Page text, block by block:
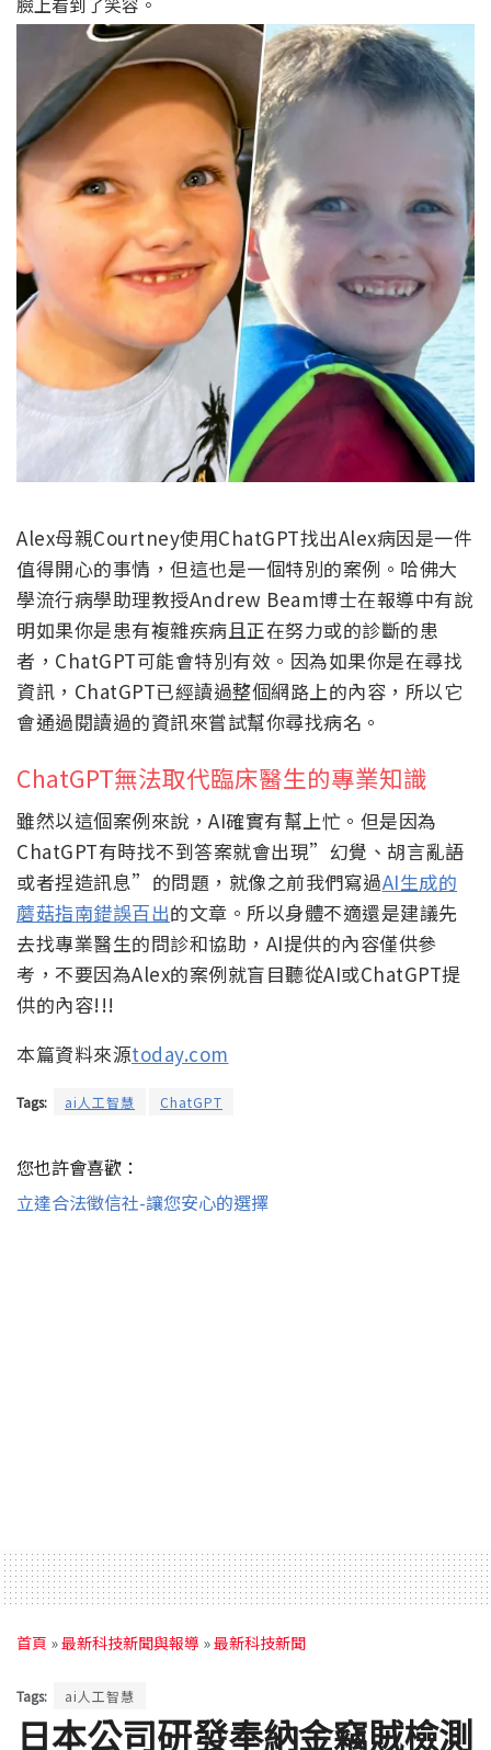
Alex母親Courtney使用ChatGPT找出Alex病因是一件
值得開心的事情，但這也是一個特別的案例。哈佛大
學流行病學助理教授Andrew Beam博士在報導中有說
明如果你是患有複雜疾病且正在努力或的診斷的患
者，ChatGPT可能會特別有效。因為如果你是在尋找
資訊，ChatGPT已經讀過整個網路上的內容，所以它
會通過閱讀過的資訊來嘗試幫你尋找病名。
ChatGPT無法取代臨床醫生的專業知識
雖然以這個案例來說，AI確實有幫上忙。但是因為
ChatGPT有時找不到答案就會出現”幻覺、胡言亂語
或者捏造訊息”的問題，就像之前我們寫過AI生成的
蘑菇指南錯誤百出的文章。所以身體不適還是建議先
去找專業醫生的問診和協助，AI提供的內容僅供參
考，不要因為Alex的案例就盲目聽從AI或ChatGPT提
供的內容!!!
本篇資料來源today.com
Tags: ai人工智慧 ChatGPT
您也許會喜歡：
立達合法徵信社-讓您安心的選擇
首頁 »最新科技新聞與報導 »最新科技新聞
Tags: ai人工智慧
日本公司研發奉納金竊賊檢測